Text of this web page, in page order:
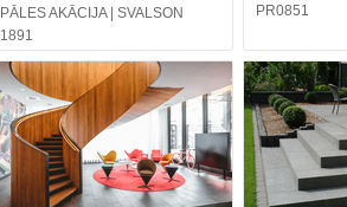
PĀLES AKĀCIJA | SVALSON
1891
PR0851